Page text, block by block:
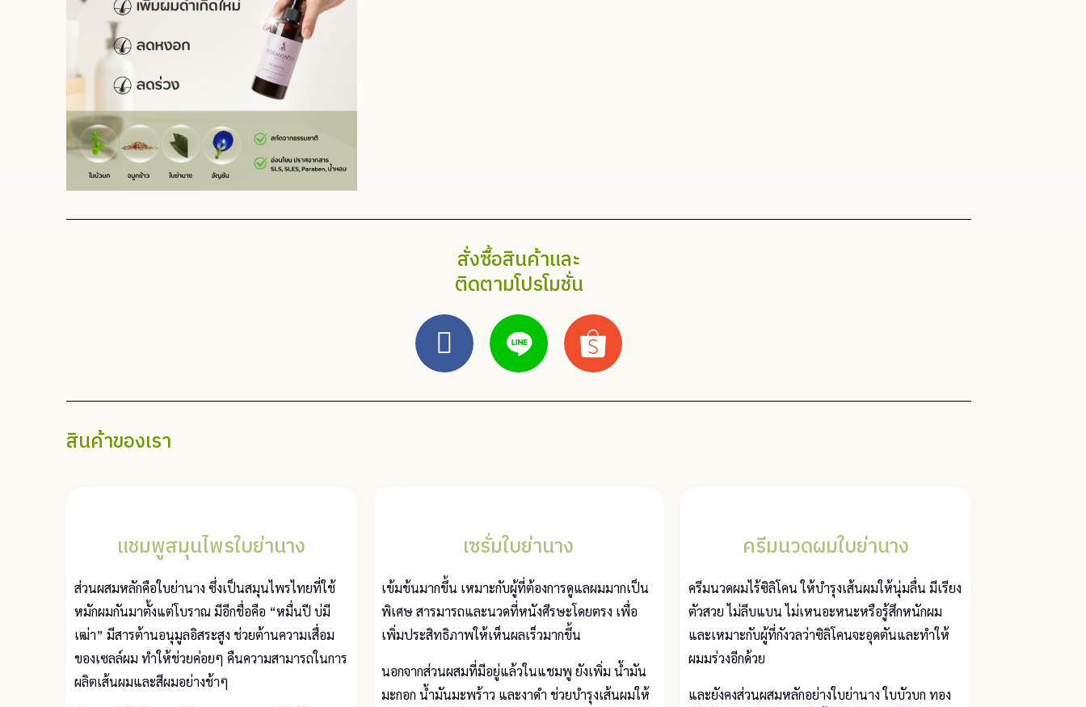
สั่งซื้อสินค้าและ
ติดตามโปรโมชั่น
สินค้าของเรา
แชมพูสมุนไพรใบย่านาง​
ส่วนผสมหลักคือใบย่านาง ซึ่งเป็นสมุนไพรไทยที่ใช้
หมักผมกันมาตั้งแต่โบราณ มีอีกชื่อคือ “หมื่นปี บ่มี
เฒ่า” มีสารต้านอนุมูลอิสระสูง ช่วยต้านความเสื่อม
ของเซลล์ผม ทำให้ช่วยค่อยๆ คืนความสามารถในการ
ผลิตเส้นผมและสีผมอย่างช้าๆ
เซรั่มใบย่านาง
เข้มข้นมากขึ้น เหมาะกับผู้ที่ต้องการดูแลผมมากเป็น
พิเศษ สารมารถและนวดที่หนังศีรษะโดยตรง เพื่อ
เพิ่มประสิทธิภาพให้เห็นผลเร็วมากขึ้น
นอกจากส่วนผสมที่มีอยู่แล้วในแชมพู ยังเพิ่ม น้ำมัน
มะกอก น้ำมันมะพร้าว และงาดำ ช่วยบำรุงเส้นผมให้
ครีมนวดผมใบย่านาง
ครีมนวดผมไร้ซิลิโคน ให้บำรุงเส้นผมให้นุ่มลื่น มีเรียง
ตัวสวย ไม่ลีบแบน ไม่เหนอะหนะหรือรู้สึกหนักผม
และเหมาะกับผู้ที่กังวลว่าซิลิโคนจะอุดตันและทำให้
ผมมร่วงอีกด้วย
และยังคงส่วนผสมหลักอย่างใบย่านาง ใบบัวบก ทอง